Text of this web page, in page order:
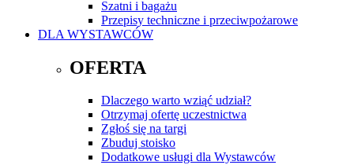
Szatni i bagażu
Przepisy techniczne i przeciwpożarowe
DLA WYSTAWCÓW
OFERTA
Dlaczego warto wziąć udział?
Otrzymaj ofertę uczestnictwa
Zgłoś się na targi
Zbuduj stoisko
Dodatkowe usługi dla Wystawców